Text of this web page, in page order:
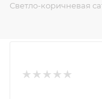
Светло-коричневая